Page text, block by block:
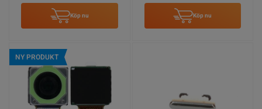
Köp nu Köp nu
NY PRODUKT